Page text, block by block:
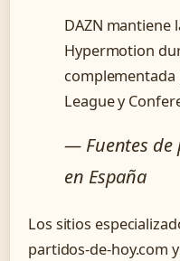
DAZN mantiene
Hypermotion
complementada
League y
— Fuentes de
en España
Los sitios
partidos-de-hoy.com